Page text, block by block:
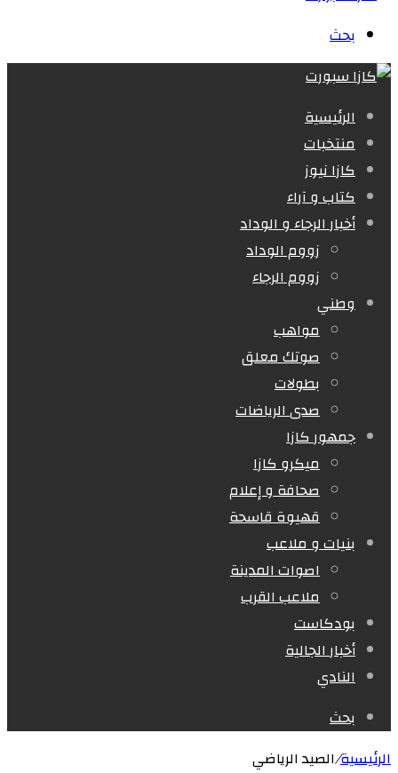
بحث
الرئيسية
منتخبات
كازا نيوز
كتاب و آراء
أخبار الرجاء و الوداد
زووم الوداد
زووم الرجاء
وطني
مواهب
صوتك معلق
بطولات
صدى الرياضات
جمهور كازا
ميكرو كازا
صحافة و إعلام
قهيوة قاسحة
بنيات و ملاعب
اصوات المدينة
ملاعب القرب
بودكاست
أخبار الجالية
النادي
بحث
الرئيسية/الصيد الرياضي